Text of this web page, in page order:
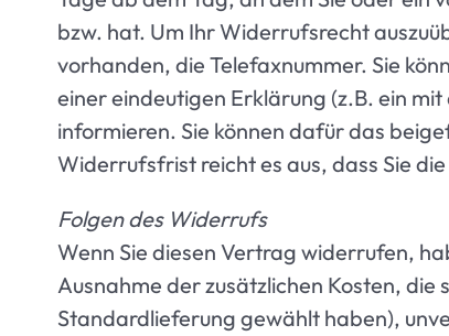
bzw. hat. Um Ihr Widerrufsrecht
vorhanden, die Telefaxnummer. Sie
einer eindeutigen Erklärung (z.B. ein
informieren. Sie können dafür das
Widerrufsfrist reicht es aus, dass Sie
Folgen des Widerrufs
Wenn Sie diesen Vertrag widerrufen,
Ausnahme der zusätzlichen Kosten,
Standardlieferung gewählt haben),